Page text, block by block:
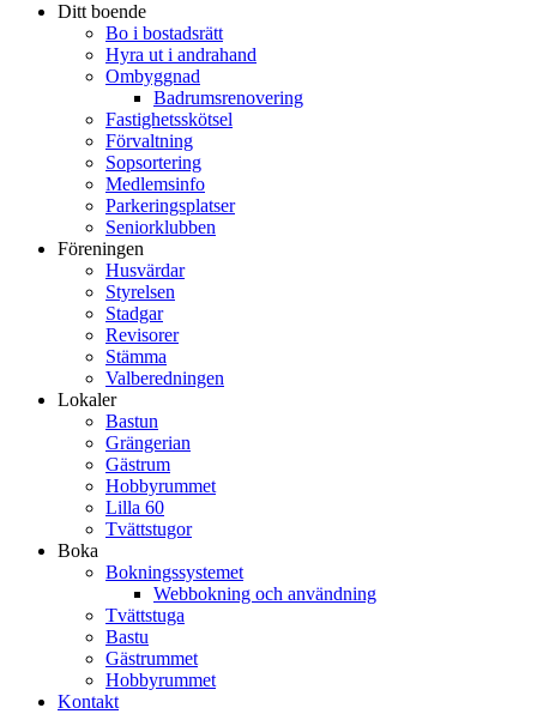
Ditt boende
Bo i bostadsrätt
Hyra ut i andrahand
Ombyggnad
Badrumsrenovering
Fastighetsskötsel
Förvaltning
Sopsortering
Medlemsinfo
Parkeringsplatser
Seniorklubben
Föreningen
Husvärdar
Styrelsen
Stadgar
Revisorer
Stämma
Valberedningen
Lokaler
Bastun
Grängerian
Gästrum
Hobbyrummet
Lilla 60
Tvättstugor
Boka
Bokningssystemet
Webbokning och användning
Tvättstuga
Bastu
Gästrummet
Hobbyrummet
Kontakt